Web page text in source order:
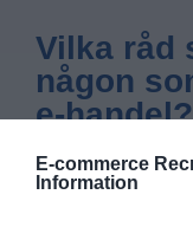
E-commerce
Information
Vilka råd
någon
e-handel?
Ta till dig all